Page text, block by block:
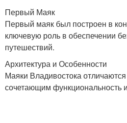
Первый Маяк
Первый маяк был построен в
ключевую роль в обеспечении
путешествий.
Архитектура и Особенности
Маяки Владивостока
сочетающим функциональность и